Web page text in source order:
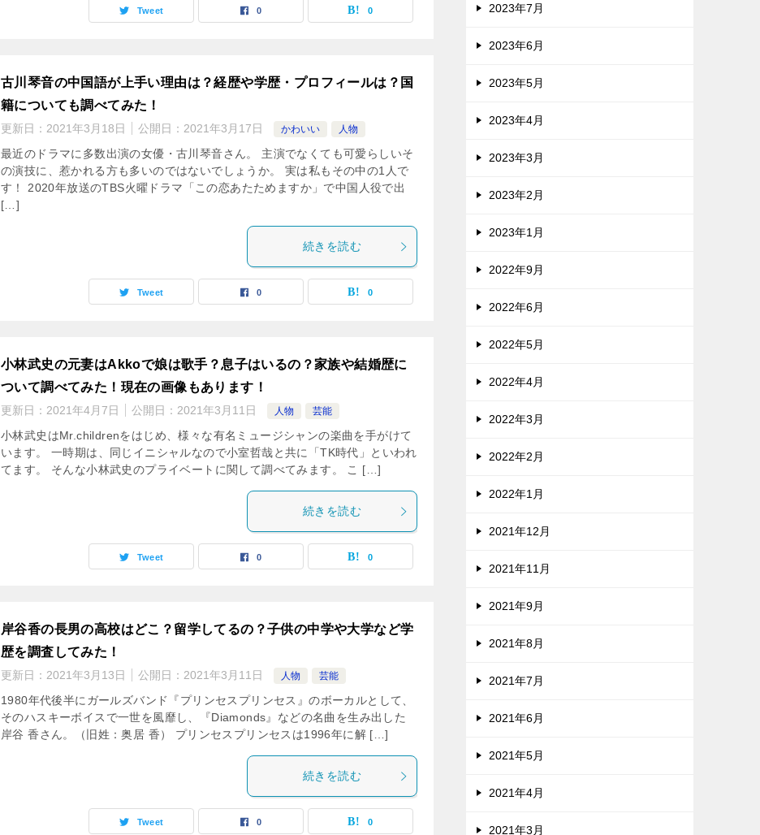
Tweet 0 0
古川琴音の中国語が上手い理由は？経歴や学歴・プロフィールは？国
籍についても調べてみた！
更新日： 2021年3月18日 公開日： 2021年3月17日 かわいい 人物
最近のドラマに多数出演の女優・古川琴音さん。 主演でなくても可愛らしいそ
の演技に、惹かれる方も多いのではないでしょうか。 実は私もその中の1人で
す！ 2020年放送のTBS火曜ドラマ「この恋あたためますか」で中国人役で出
[…]
続きを読む
Tweet 0 0
小林武史の元妻はAkkoで娘は歌手？息子はいるの？家族や結婚歴に
ついて調べてみた！現在の画像もあります！
更新日： 2021年4月7日 公開日： 2021年3月11日 人物 芸能
小林武史はMr.childrenをはじめ、様々な有名ミュージシャンの楽曲を手がけて
います。 一時期は、同じイニシャルなので小室哲哉と共に「TK時代」といわれ
てます。 そんな小林武史のプライベートに関して調べてみます。 こ […]
続きを読む
Tweet 0 0
岸谷香の長男の高校はどこ？留学してるの？子供の中学や大学など学
歴を調査してみた！
更新日： 2021年3月13日 公開日： 2021年3月11日 人物 芸能
1980年代後半にガールズバンド『プリンセスプリンセス』のボーカルとして、
そのハスキーボイスで一世を風靡し、『Diamonds』などの名曲を生み出した
岸谷 香さん。（旧姓：奥居 香） プリンセスプリンセスは1996年に解 […]
続きを読む
Tweet 0 0
2023年7月
2023年6月
2023年5月
2023年4月
2023年3月
2023年2月
2023年1月
2022年9月
2022年6月
2022年5月
2022年4月
2022年3月
2022年2月
2022年1月
2021年12月
2021年11月
2021年9月
2021年8月
2021年7月
2021年6月
2021年5月
2021年4月
2021年3月